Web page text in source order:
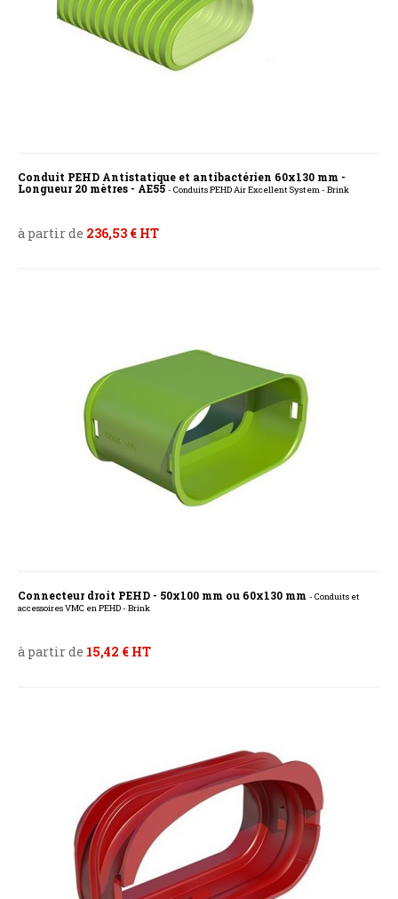
Conduit PEHD Antistatique et antibactérien 60x130 mm -
Longueur 20 mètres - AE55 - Conduits PEHD Air Excellent System - Brink
à partir de 236,53 € HT
Connecteur droit PEHD - 50x100 mm ou 60x130 mm - Conduits et
accessoires VMC en PEHD - Brink
à partir de 15,42 € HT